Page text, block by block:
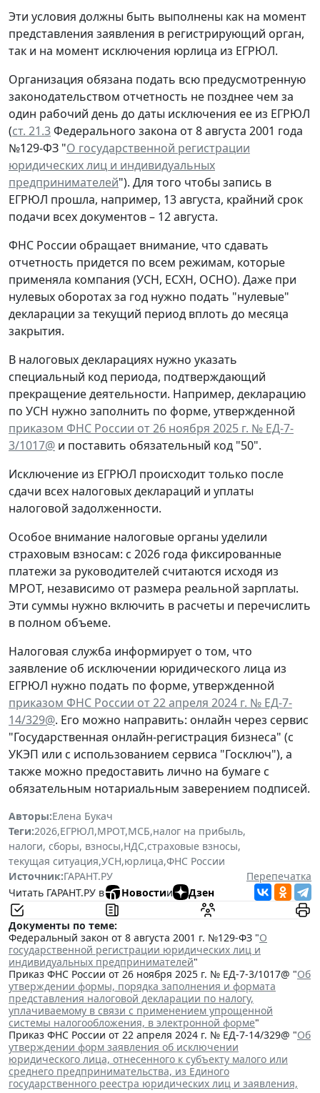
Эти условия должны быть выполнены как на момент
представления заявления в регистрирующий орган,
так и на момент исключения юрлица из ЕГРЮЛ.
Организация обязана подать всю предусмотренную
законодательством отчетность не позднее чем за
один рабочий день до даты исключения ее из ЕГРЮЛ
(ст. 21.3Федерального закона от 8 августа 2001 года
№129-ФЗ "О государственной регистрации
юридических лиц и индивидуальных
предпринимателей"). Для того чтобы запись в
ЕГРЮЛ прошла, например, 13 августа, крайний срок
подачи всех документов – 12 августа.
ФНС России обращает внимание, что сдавать
отчетность придется по всем режимам, которые
применяла компания (УСН, ЕСХН, ОСНО). Даже при
нулевых оборотах за год нужно подать "нулевые"
декларации за текущий период вплоть до месяца
закрытия.
В налоговых декларациях нужно указать
специальный код периода, подтверждающий
прекращение деятельности. Например, декларацию
по УСН нужно заполнить по форме, утвержденной
приказом ФНС России от 26 ноября 2025 г. № ЕД-7-
3/1017@ и поставить обязательный код "50".
Исключение из ЕГРЮЛ происходит только после
сдачи всех налоговых деклараций и уплаты
налоговой задолженности.
Особое внимание налоговые органы уделили
страховым взносам: с 2026 года фиксированные
платежи за руководителей считаются исходя из
МРОТ, независимо от размера реальной зарплаты.
Эти суммы нужно включить в расчеты и перечислить
в полном объеме.
Налоговая служба информирует о том, что
заявление об исключении юридического лица из
ЕГРЮЛ нужно подать по форме, утвержденной
приказом ФНС России от 22 апреля 2024 г. № ЕД-7-
14/329@. Его можно направить: онлайн через сервис
"Государственная онлайн-регистрация бизнеса" (с
УКЭП или с использованием сервиса "Госключ"), а
также можно предоставить лично на бумаге с
обязательным нотариальным заверением подписей.
Авторы:Елена Букач
Теги:2026,ЕГРЮЛ,МРОТ,МСБ,налог на прибыль,
налоги, сборы, взносы,НДС,страховые взносы,
текущая ситуация,УСН,юрлица,ФНС России
Источник:ГАРАНТ.РУ
Перепечатка
Читать ГАРАНТ.РУ в
Новостии Дзен
Документы по теме:
Федеральный закон от 8 августа 2001 г. №129-ФЗ "О
государственной регистрации юридических лиц и
индивидуальных предпринимателей"
Приказ ФНС России от 26 ноября 2025 г. № ЕД-7-3/1017@ "Об
утверждении формы, порядка заполнения и формата
представления налоговой декларации по налогу,
уплачиваемому в связи с применением упрощенной
системы налогообложения, в электронной форме"
Приказ ФНС России от 22 апреля 2024 г. № ЕД-7-14/329@ "Об
утверждении форм заявления об исключении
юридического лица, отнесенного к субъекту малого или
среднего предпринимательства, из Единого
государственного реестра юридических лиц и заявления,